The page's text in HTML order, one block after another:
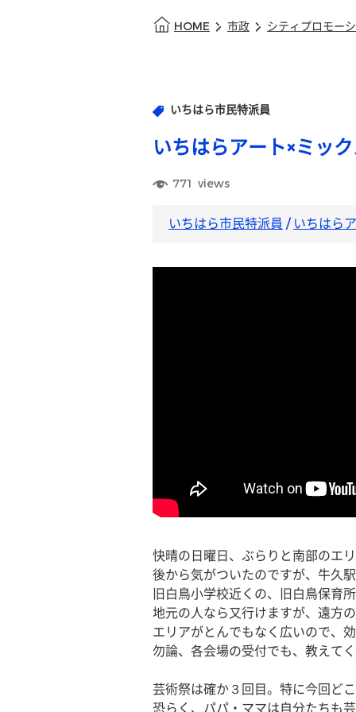
HOME 市政 シティプロモー
いちはら市民特派員
いちはらアート×ミッ
771 views
いちはら市民特派員 /いちはら
快晴の日曜日、ぶらりと南部のエ
後から気がついたのですが、牛久
旧白鳥小学校近くの、旧白鳥保育
地元の人なら又行けますが、遠方
エリアがとんでもなく広いので、
勿論、各会場の受付でも、教えて
芸術祭は確か３回目。特に今回ど
恐らく、パパ・ママは自分たちも